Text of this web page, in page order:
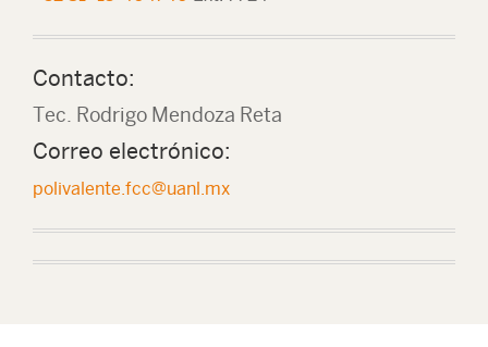
Contacto:
Tec. Rodrigo Mendoza Reta
Correo electrónico:
polivalente.fcc@uanl.mx